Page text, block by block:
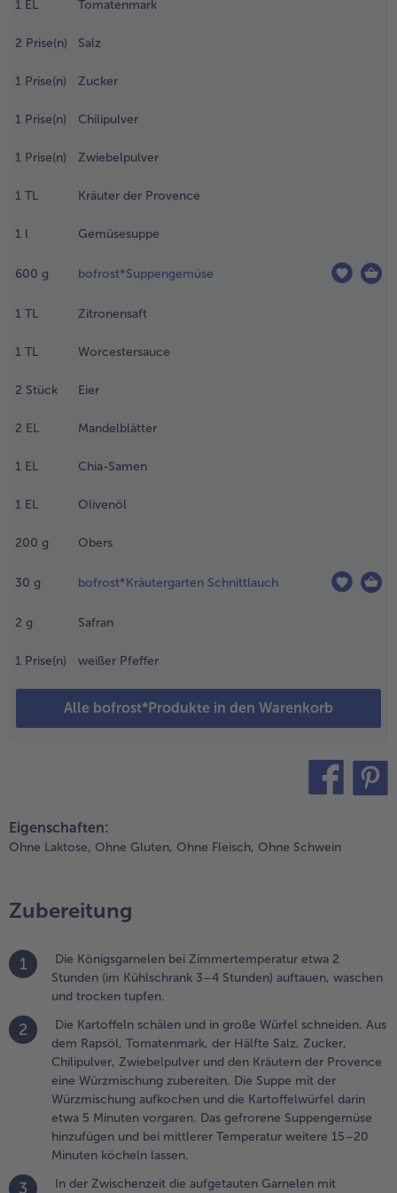
1 EL Tomatenmark
2 Prise(n) Salz
1 Prise(n) Zucker
1 Prise(n) Chilipulver
1 Prise(n) Zwiebelpulver
1 TL Kräuter der Provence
1 l Gemüsesuppe
600 g bofrost*Suppengemüse
1 TL Zitronensaft
1 TL Worcestersauce
2 Stück Eier
2 EL Mandelblätter
1 EL Chia-Samen
1 EL Olivenöl
200 g Obers
30 g bofrost*Kräutergarten Schnittlauch
2 g Safran
1 Prise(n) weißer Pfeffer
Alle bofrost*Produkte in den Warenkorb
und in
Aus
der
eine
Die
etwa 5
Das
mittlerer
15–20
lassen.
aufgetauten
mit
lassen,
und die
des
Schüssel
etwas
bei
stellen.
Mandeln
zerstoßen
zusammen
den Chia-
Teller
Die
Eigenschaften:
Ohne Laktose, Ohne Gluten, Ohne Fleisch, Ohne Schwein
Zubereitung
1
Die Königsgarnelen bei Zimmertemperatur etwa 2
Stunden (im Kühlschrank 3–4 Stunden) auftauen, waschen
und trocken tupfen.
2
Die Kartoffeln schälen und in große Würfel schneiden. Aus
dem Rapsöl, Tomatenmark, der Hälfte Salz, Zucker,
Chilipulver, Zwiebelpulver und den Kräutern der Provence
eine Würzmischung zubereiten. Die Suppe mit der
Würzmischung aufkochen und die Kartoffelwürfel darin
etwa 5 Minuten vorgaren. Das gefrorene Suppengemüse
hinzufügen und bei mittlerer Temperatur weitere 15–20
Minuten köcheln lassen.
3 In der Zwischenzeit die aufgetauten Garnelen mit